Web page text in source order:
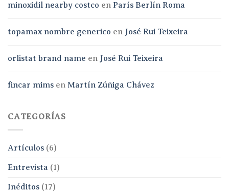
minoxidil nearby costco en París Berlín Roma
topamax nombre generico en José Rui Teixeira
orlistat brand name en José Rui Teixeira
fincar mims en Martín Zúñiga Chávez
CATEGORÍAS
Artículos (6)
Entrevista (1)
Inéditos (17)